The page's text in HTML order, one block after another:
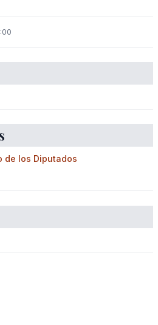
de los Diputados